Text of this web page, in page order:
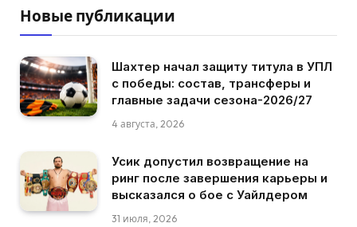
Новые публикации
Шахтер начал защиту титула в УПЛ
с победы: состав, трансферы и
главные задачи сезона-2026/27
4 августа, 2026
Усик допустил возвращение на
ринг после завершения карьеры и
высказался о бое с Уайлдером
31 июля, 2026